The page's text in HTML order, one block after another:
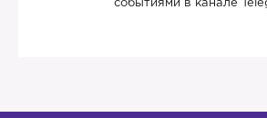
событиями в канале